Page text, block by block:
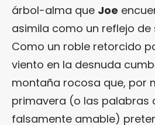
árbol-alma que Joe
asimila como un reflejo
Como un roble retorcido
viento en la desnuda
montaña rocosa que, por
primavera (o las palabras
falsamente amable)